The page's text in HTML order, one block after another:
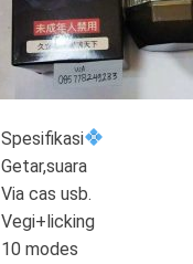
Spesifikasi
Getar,suara
Via cas usb.
Vegi+licking
10 modes